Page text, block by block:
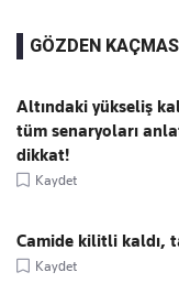
GÖZDEN
Altındaki yükseliş
tüm senaryoları
dikkat!
Kaydet
Camide kilitli kaldı,
Kaydet